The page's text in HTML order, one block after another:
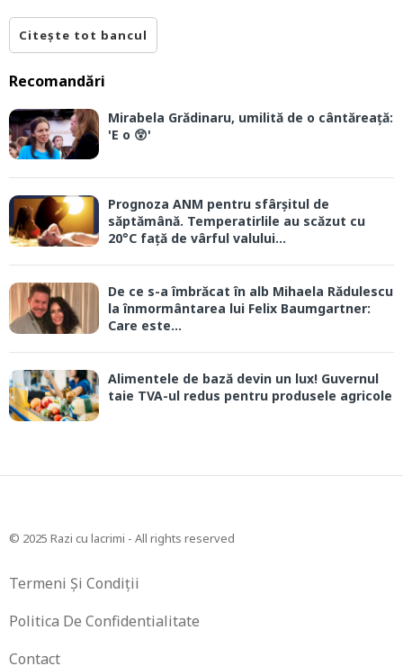
Citește tot bancul
Recomandări
Mirabela Grădinaru, umilită de o cântăreață:
'E o 😲'
Prognoza ANM pentru sfârșitul de
săptămână. Temperatirlile au scăzut cu
20°C față de vârful valului...
De ce s-a îmbrăcat în alb Mihaela Rădulescu
la înmormântarea lui Felix Baumgartner:
Care este...
Alimentele de bază devin un lux! Guvernul
taie TVA-ul redus pentru produsele agricole
© 2025 Razi cu lacrimi - All rights reserved
Termeni Și Condiții
Politica De Confidentialitate
Contact